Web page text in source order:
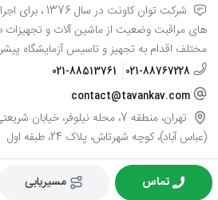
شرکت توان کاونت در سال
های مراقبت وضعیت از ماشین آلات و تجهیزات
مختلف اقدام به تجهیز و تاسیس آزمایشگاه
021-88767228
021-88513761
contact@tavankav.com
تهران، منطقه 7، محله نیلوفر،
(عباس آباد)، کوچه شهرتاش، پلاک 24، طبقه اول
تماس مسیریابی